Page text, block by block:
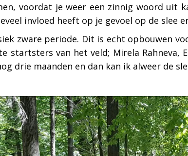
voordat je weer een zinnig woord uit
invloed heeft op je gevoel op de slee
zware periode. Dit is echt opbouwen
startsters van het veld; Mirela Rahneva,
drie maanden en dan kan ik alweer de